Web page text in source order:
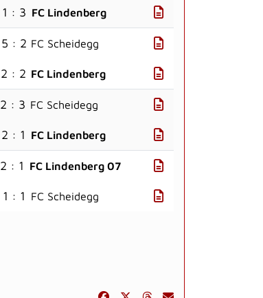
1 : 3 FC Lindenberg
5 : 2 FC Scheidegg
2 : 2 FC Lindenberg
2 : 3 FC Scheidegg
2 : 1 FC Lindenberg
2 : 1 FC Lindenberg 07
1 : 1 FC Scheidegg